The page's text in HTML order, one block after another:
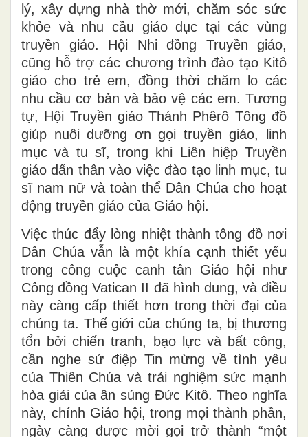
lý, xây dựng nhà thờ mới, chăm sóc sức
khỏe và nhu cầu giáo dục tại các vùng
truyền giáo. Hội Nhi đồng Truyền giáo,
cũng hỗ trợ các chương trình đào tạo Kitô
giáo cho trẻ em, đồng thời chăm lo các
nhu cầu cơ bản và bảo vệ các em. Tương
tự, Hội Truyền giáo Thánh Phêrô Tông đồ
giúp nuôi dưỡng ơn gọi truyền giáo, linh
mục và tu sĩ, trong khi Liên hiệp Truyền
giáo dấn thân vào việc đào tạo linh mục, tu
sĩ nam nữ và toàn thể Dân Chúa cho hoạt
động truyền giáo của Giáo hội.
Việc thúc đẩy lòng nhiệt thành tông đồ nơi
Dân Chúa vẫn là một khía cạnh thiết yếu
trong công cuộc canh tân Giáo hội như
Công đồng Vatican II đã hình dung, và điều
này càng cấp thiết hơn trong thời đại của
chúng ta. Thế giới của chúng ta, bị thương
tổn bởi chiến tranh, bạo lực và bất công,
cần nghe sứ điệp Tin mừng về tình yêu
của Thiên Chúa và trải nghiệm sức mạnh
hòa giải của ân sủng Đức Kitô. Theo nghĩa
này, chính Giáo hội, trong mọi thành phần,
ngày càng được mời gọi trở thành “một